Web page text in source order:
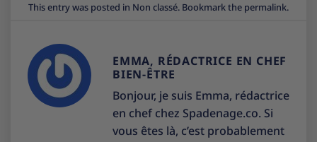
This entry was posted in Non classé. Bookmark the permalink.
EMMA, RÉDACTRICE EN CHEF
BIEN-ÊTRE
Bonjour, je suis Emma, rédactrice
en chef chez Spadenage.co. Si
vous êtes là, c’est probablement